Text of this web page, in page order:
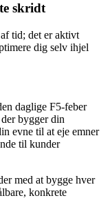
skridt
tid; det er aktivt
dig selv ihjel
daglige F5-feber
bygger din
evne til at eje emner
til kunder
med at bygge hver
konkrete